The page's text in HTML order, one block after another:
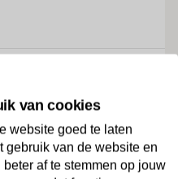
Palermo.
en 68
een lift. Het vriendelijke
van cookies
website goed te laten
gebruik van de website en
af te stemmen op jouw